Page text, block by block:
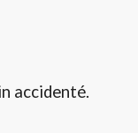
accidenté.